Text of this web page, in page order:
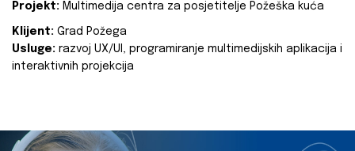
Projekt: Multimedija centra za posjetitelje Požeška kuća
Klijent: Grad Požega
Usluge: razvoj UX/UI, programiranje multimedijskih aplikacija i
interaktivnih projekcija